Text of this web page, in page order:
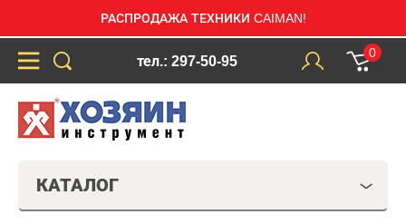
РАСПРОДАЖА ТЕХНИКИ CAIMAN!
тел.: 297-50-95
0
КАТАЛОГ